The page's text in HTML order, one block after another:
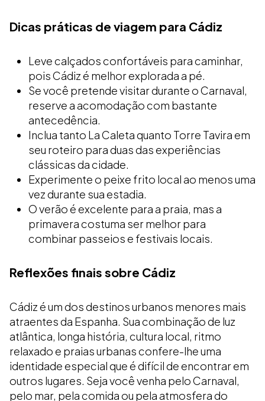
Dicas práticas de viagem para Cádiz
Leve calçados confortáveis para caminhar,
pois Cádiz é melhor explorada a pé.
Se você pretende visitar durante o Carnaval,
reserve a acomodação com bastante
antecedência.
Inclua tanto La Caleta quanto Torre Tavira em
seu roteiro para duas das experiências
clássicas da cidade.
Experimente o peixe frito local ao menos uma
vez durante sua estadia.
O verão é excelente para a praia, mas a
primavera costuma ser melhor para
combinar passeios e festivais locais.
Reflexões finais sobre Cádiz
Cádiz é um dos destinos urbanos menores mais
atraentes da Espanha. Sua combinação de luz
atlântica, longa história, cultura local, ritmo
relaxado e praias urbanas confere-lhe uma
identidade especial que é difícil de encontrar em
outros lugares. Seja você venha pelo Carnaval,
pelo mar, pela comida ou pela atmosfera do